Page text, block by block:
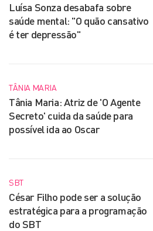
Luísa Sonza desabafa sobre
saúde mental: "O quão cansativo
é ter depressão"
TÂNIA MARIA
Tânia Maria: Atriz de 'O Agente
Secreto' cuida da saúde para
possível ida ao Oscar
SBT
César Filho pode ser a solução
estratégica para a programação
do SBT